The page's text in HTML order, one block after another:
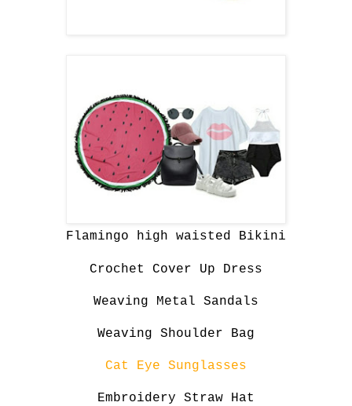
Flamingo high waisted Bikini
Crochet Cover Up Dress
Weaving Metal Sandals
Weaving Shoulder Bag
Cat Eye Sunglasses
Embroidery Straw Hat